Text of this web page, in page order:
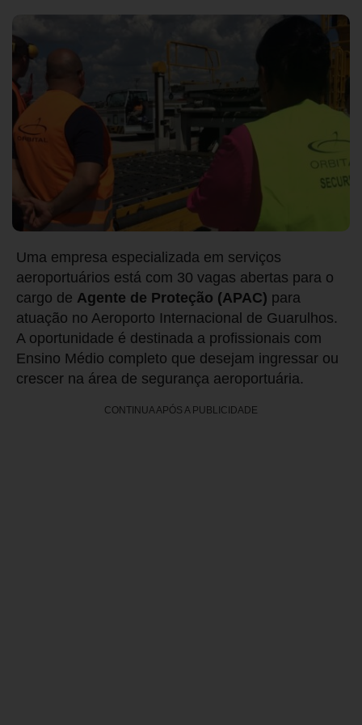
Uma empresa especializada em serviços
aeroportuários está com 30 vagas abertas para o
cargo de Agente de Proteção (APAC) para
atuação no Aeroporto Internacional de Guarulhos.
A oportunidade é destinada a profissionais com
Ensino Médio completo que desejam ingressar ou
crescer na área de segurança aeroportuária.
CONTINUA APÓS A PUBLICIDADE